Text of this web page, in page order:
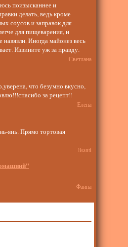
поизысканнее и
делать, ведь кроме
соусов и заправок для
для пищеварения, и
навязли. Иногда майонез весь
Извините уж за правду.
Светлана
что безумно вкусно,
за рецепт!!
Елена
янь. Прямо тортовая
lisanti
Фаина